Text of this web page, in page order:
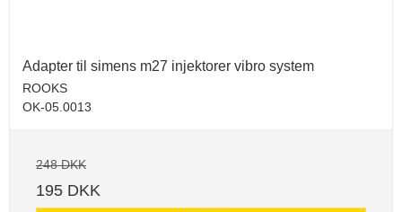
Adapter til simens m27 injektorer vibro system
ROOKS
OK-05.0013
248 DKK
195 DKK